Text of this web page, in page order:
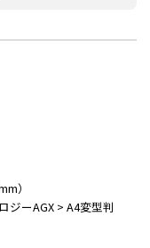
）
ジーAGX > A4変型判